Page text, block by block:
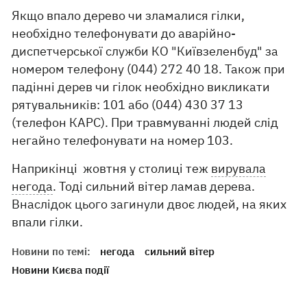
Якщо впало дерево чи зламалися гілки,
необхідно телефонувати до аварійно-
диспетчерської служби КО "Київзеленбуд" за
номером телефону (044) 272 40 18. Також при
падінні дерев чи гілок необхідно викликати
рятувальників: 101 або (044) 430 37 13
(телефон КАРС). При травмуванні людей слід
негайно телефонувати на номер 103.
Наприкінці жовтня у столиці теж вирувала
негода. Тоді сильний вітер ламав дерева.
Внаслідок цього загинули двоє людей, на яких
впали гілки.
Новини по темі: негода
сильний вітер
Новини Києва події